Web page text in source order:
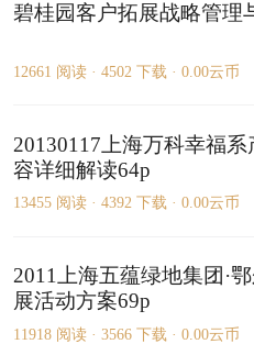
碧桂园客户拓展战略管理
12661 阅读 · 4502 下载 · 0.00云币
20130117上海万科幸福系
容详细解读64p
13455 阅读 · 4392 下载 · 0.00云币
2011上海五蕴绿地集团·
展活动方案69p
11918 阅读 · 3566 下载 · 0.00云币